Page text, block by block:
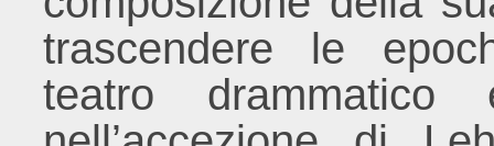
trascendere le
teatro drammatico